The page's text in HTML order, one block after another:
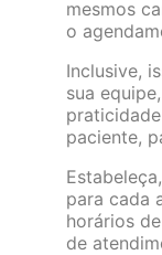
mesmos
o
Inclusive,
sua
paciente,
para cada
horários
de